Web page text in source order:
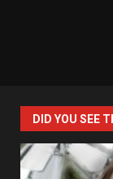
DID YOU SEE